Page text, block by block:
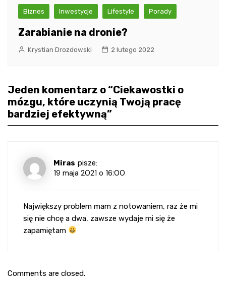
Biznes Inwestycje Lifestyle Porady
Zarabianie na dronie?
Krystian Drozdowski 2 lutego 2022
Jeden komentarz o “Ciekawostki o
mózgu, które uczynią Twoją pracę
bardziej efektywną”
Miras pisze:
19 maja 2021 o 16:00
Największy problem mam z notowaniem, raz że mi
się nie chcę a dwa, zawsze wydaje mi się że
zapamiętam
Comments are closed.